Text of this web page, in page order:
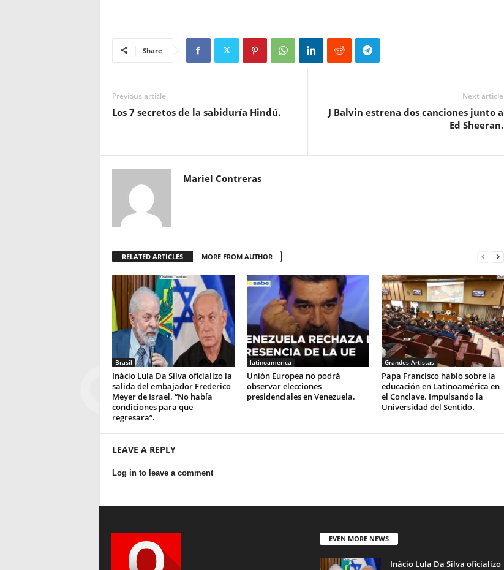
Share
Previous article
Los 7 secretos de la sabiduría Hindú.
Next article
J Balvin estrena dos canciones junto a
Ed Sheeran.
Mariel Contreras
RELATED ARTICLES MORE FROM AUTHOR
Brasil
Inácio Lula Da Silva oficializo la
salida del embajador Frederico
Meyer de Israel. “No había
condiciones para que
regresara”.
latinoamerica
Unión Europea no podrá
observar elecciones
presidenciales en Venezuela.
Grandes Artistas
Papa Francisco hablo sobre la
educación en Latinoamérica en
el Conclave. Impulsando la
Universidad del Sentido.
LEAVE A REPLY
Log in to leave a comment
EVEN MORE NEWS
Inácio Lula Da Silva oficializo